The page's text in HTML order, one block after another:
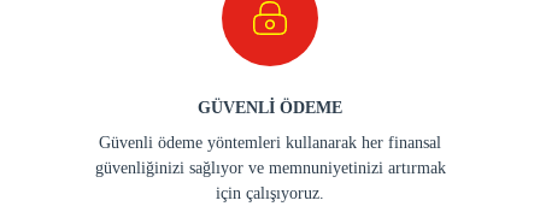
GÜVENLİ ÖDEME
Güvenli ödeme yöntemleri kullanarak her finansal
güvenliğinizi sağlıyor ve memnuniyetinizi artırmak
için çalışıyoruz.